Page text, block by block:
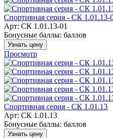
Спортивная серия - СК 1.01.13-
Арт: СК 1.01.13-01
Бонусные баллы: баллов
Узнать цену
Просмотр
Спортивная серия - СК 1.01.13
Арт: СК 1.01.13
Бонусные баллы: баллов
Узнать цену